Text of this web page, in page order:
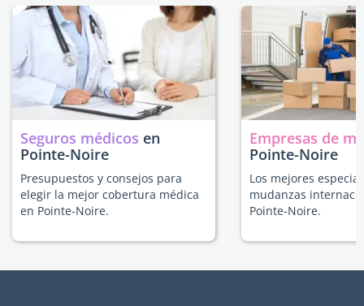
Seguros médicos en
Pointe-Noire
Presupuestos y consejos para
elegir la mejor cobertura médica
en Pointe-Noire.
Empresas de
Pointe-Noire
Los mejores
mudanzas
Pointe-Noire.